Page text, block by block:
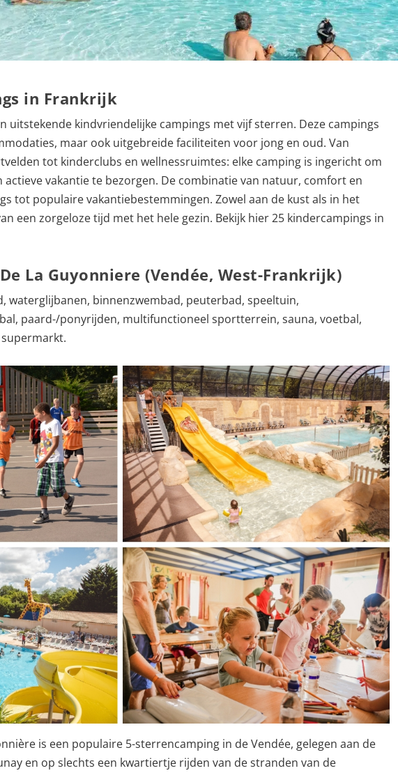
in Frankrijk
uitstekende kindvriendelijke campings met vijf sterren. Deze campings
maar ook uitgebreide faciliteiten voor jong en oud. Van
tot kinderclubs en wellnessruimtes: elke camping is ingericht om
vakantie te bezorgen. De combinatie van natuur, comfort en
tot populaire vakantiebestemmingen. Zowel aan de kust als in het
een zorgeloze tijd met het hele gezin. Bekijk hier 25 kindercampings in
La Guyonniere (Vendée, West-Frankrijk)
waterglijbanen, binnenzwembad, peuterbad, speeltuin,
paard-/ponyrijden, multifunctioneel sportterrein, sauna, voetbal,
is een populaire 5-sterrencamping in de Vendée, gelegen aan de
en op slechts een kwartiertje rijden van de stranden van de